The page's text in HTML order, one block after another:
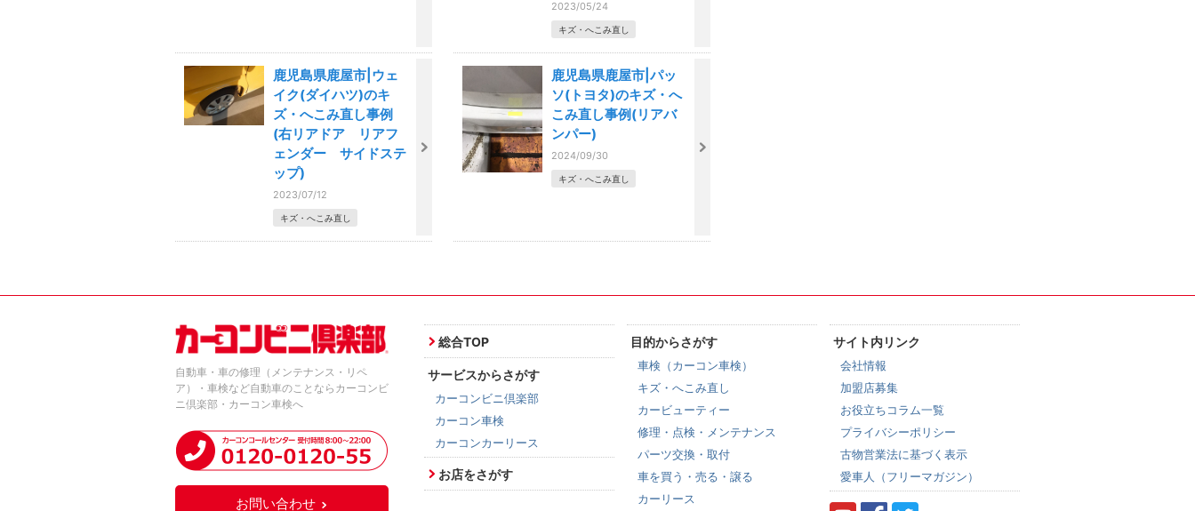
2023/05/24
キズ・へこみ直し
鹿児島県鹿屋市|ウェ
イク(ダイハツ)のキ
ズ・へこみ直し事例
(右リアドア リアフ
ェンダー サイドステ
ップ)
2023/07/12
キズ・へこみ直し
鹿児島県鹿屋市|パッ
ソ(トヨタ)のキズ・へ
こみ直し事例(リアバ
ンパー)
2024/09/30
キズ・へこみ直し
自動車・車の修理（メンテナンス・リペ
ア）・車検など自動車のことならカーコンビ
ニ倶楽部・カーコン車検へ
お問い合わせ
総合TOP
サービスからさがす
カーコンビニ倶楽部
カーコン車検
カーコンカーリース
お店をさがす
目的からさがす
車検（カーコン車検）
キズ・へこみ直し
カービューティー
修理・点検・メンテナンス
パーツ交換・取付
車を買う・売る・譲る
カーリース
サイト内リンク
会社情報
加盟店募集
お役立ちコラム一覧
プライバシーポリシー
古物営業法に基づく表示
愛車人（フリーマガジン）